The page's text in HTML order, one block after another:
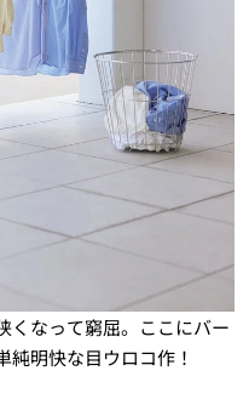
くなって窮屈。ここにバー
明快な目ウロコ作！